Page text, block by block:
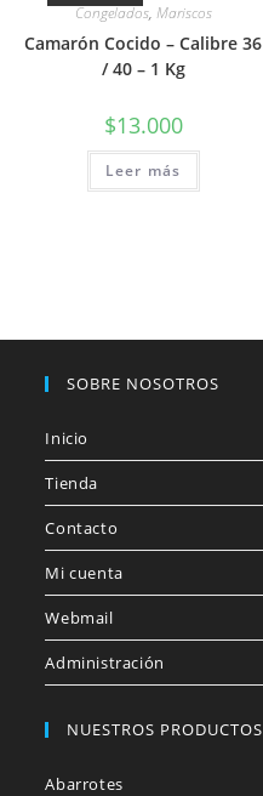
Congelados, Mariscos
Camarón Cocido – Calibre 36
/ 40 – 1 Kg
$13.000
Leer más
SOBRE NOSOTROS
Inicio
Tienda
Contacto
Mi cuenta
Webmail
Administración
NUESTROS PRODUCTOS
Abarrotes